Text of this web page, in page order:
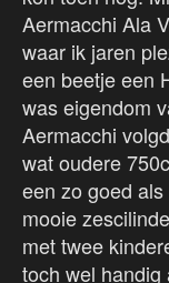
Aermacchi Ala
waar ik jaren
een beetje een
was eigendom
Aermacchi
wat oudere
een zo goed als
mooie
met twee
toch wel